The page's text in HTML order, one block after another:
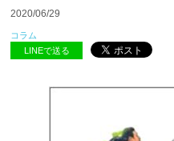
2020/06/29
コラム
LINEで送る